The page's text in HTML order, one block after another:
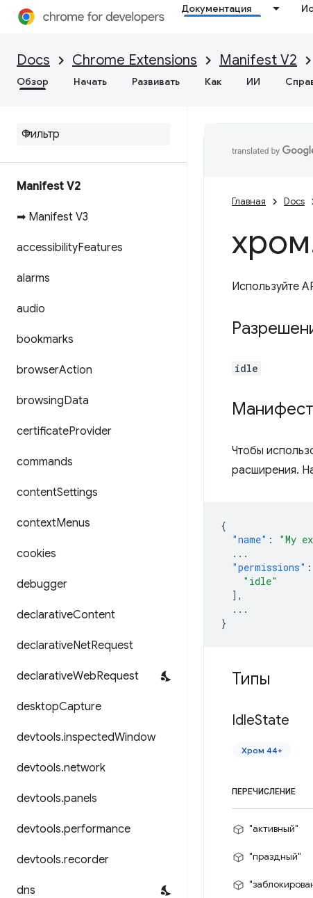
Документация
Docs Chrome Extensions Manifest V2
Обзор Начать Развивать Как ИИ
Manifest V2
➡ Manifest V3
accessibilityFeatures
alarms
audio
bookmarks
browserAction
browsingData
certificateProvider
commands
contentSettings
contextMenus
cookies
debugger
declarativeContent
declarativeNetRequest
declarativeWebRequest
desktopCapture
devtools.inspectedWindow
devtools.network
devtools.panels
devtools.performance
devtools.recorder
dns
Главная Docs
хром
Используйте
idle
Манифест
Чтобы
расширения.
{
"name" : "My
...
"permissions" :
"idle"
],
...
}
Типы
IdleState
Хром 44+
ПЕРЕЧИСЛЕНИЕ
"активный"
"праздный"